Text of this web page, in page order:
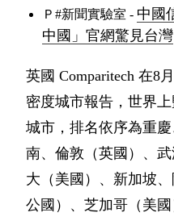
Ｐ#新聞實驗室 - 中國
中國」官網驚見台灣
英國 Comparitech 在8
密度城市報告，世界
城市，排名依序為重
南、倫敦（英國）、
大（美國）、新加坡
公國）、芝加哥（美